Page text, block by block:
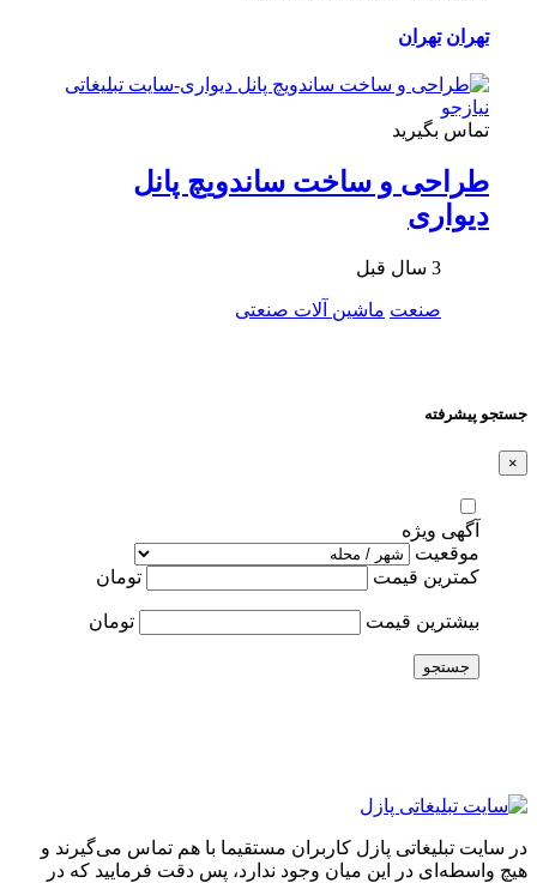
تهران تهران
تماس بگیرید
طراحی و ساخت ساندویچ پانل
دیواری
3 سال قبل
صنعت ماشین آلات صنعتی
جستجو پیشرفته
×
آگهی ویژه
موقعیت
کمترین قیمت
تومان
بیشترین قیمت تومان
جستجو
در سایت تبلیغاتی پازل کاربران مستقیما با هم تماس می‌گیرند و
هیچ واسطه‌ای در این میان وجود ندارد، پس دقت فرمایید که در